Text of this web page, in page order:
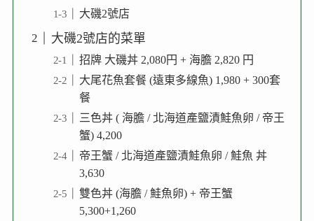
大磯2號店
大磯2號店的菜單
招牌 大磯丼 2,080円 + 海膽 2,820 円
大尾花魚套餐 (遠東多線魚) 1,980 + 300套
餐
三色丼 ( 海膽 / 北海道產鹽漬鮭魚卵 / 帝王
蟹) 4,200
帝王蟹 / 北海道產鹽漬鮭魚卵 / 鮭魚 丼
3,630
雙色丼 (海膽 / 鮭魚卵) + 帝王蟹
5,300+1,260